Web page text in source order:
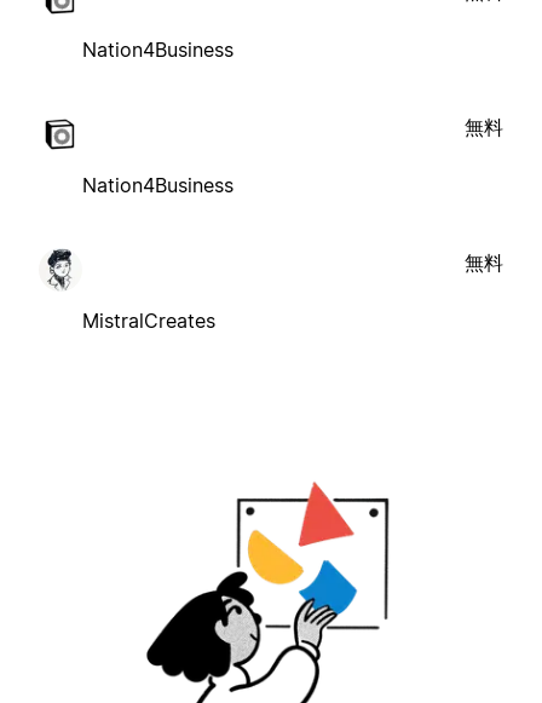
Nation4Business
Nation4Business
無料
MistralCreates
無料